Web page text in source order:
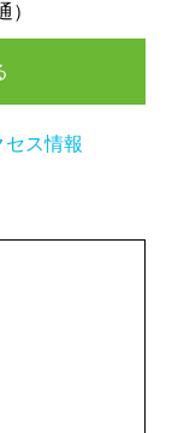
）
セス情報